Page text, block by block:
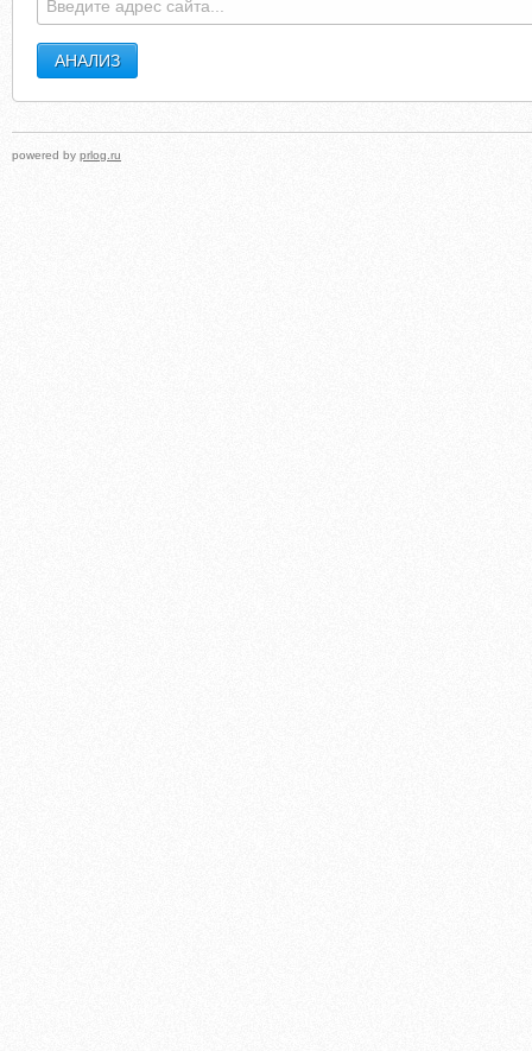
powered by prlog.ru